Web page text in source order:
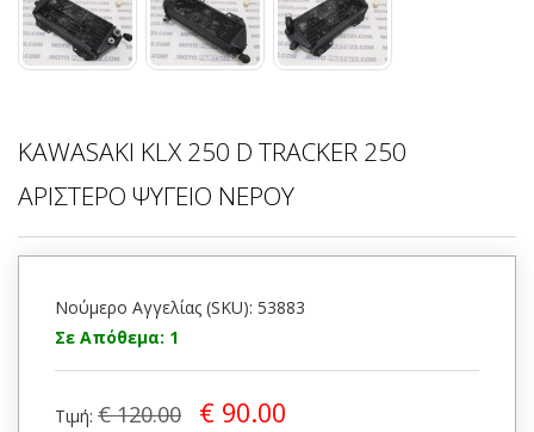
KAWASAKI KLX 250 D TRACKER 250
ΑΡΙΣΤΕΡΟ ΨΥΓΕΙΟ ΝΕΡΟΥ
Νούμερο Αγγελίας (SKU): 53883
Σε Απόθεμα: 1
Τιμή: € 120.00 € 90.00